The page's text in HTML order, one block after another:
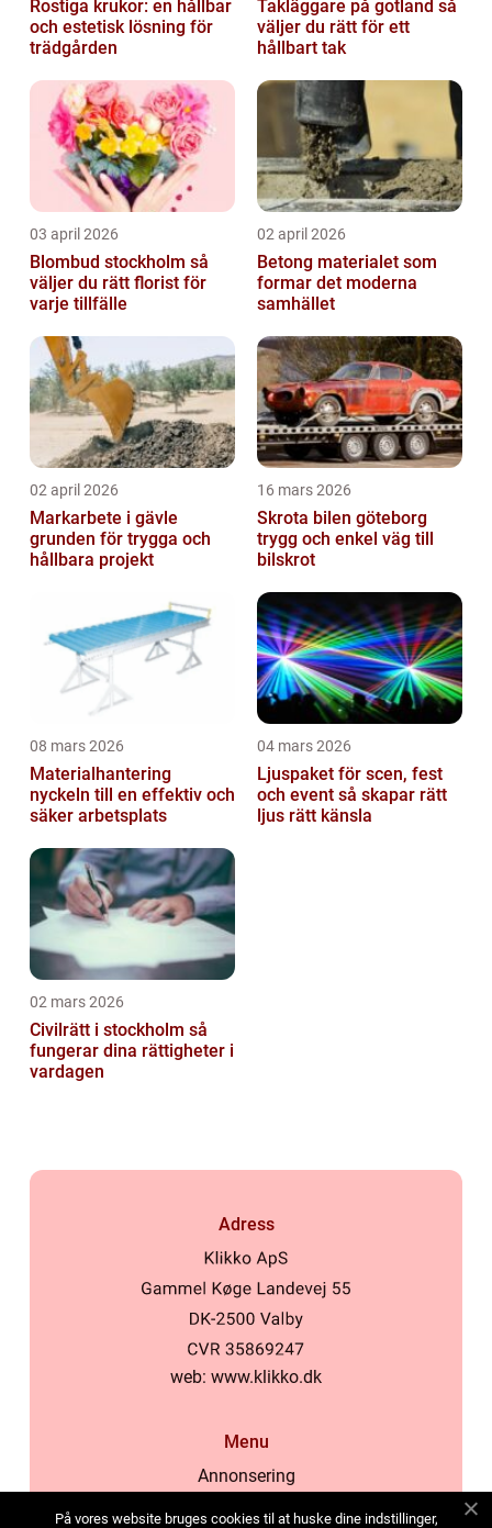
Rostiga krukor: en hållbar
och estetisk lösning för
trädgården
Takläggare på gotland så
väljer du rätt för ett
hållbart tak
03 april 2026
Blombud stockholm så
väljer du rätt florist för
varje tillfälle
02 april 2026
Betong materialet som
formar det moderna
samhället
02 april 2026
Markarbete i gävle
grunden för trygga och
hållbara projekt
16 mars 2026
Skrota bilen göteborg
trygg och enkel väg till
bilskrot
08 mars 2026
Materialhantering
nyckeln till en effektiv och
säker arbetsplats
04 mars 2026
Ljuspaket för scen, fest
och event så skapar rätt
ljus rätt känsla
02 mars 2026
Civilrätt i stockholm så
fungerar dina rättigheter i
vardagen
Adress
web: www.klikko.dk
Menu
Annonsering
På vores website bruges cookies til at huske dine indstillinger,